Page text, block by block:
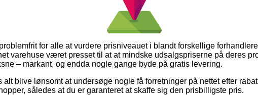
for alle at vurdere prisniveauet i blandt forskellige
varehuse været presset til at at mindske udsalgspriserne på deres
– markant, og endda nogle gange byde på gratis levering.
alt blive lønsomt at undersøge nogle få forretninger på nettet efter
således at du er garanteret at skaffe sig den prisbilligste pris.